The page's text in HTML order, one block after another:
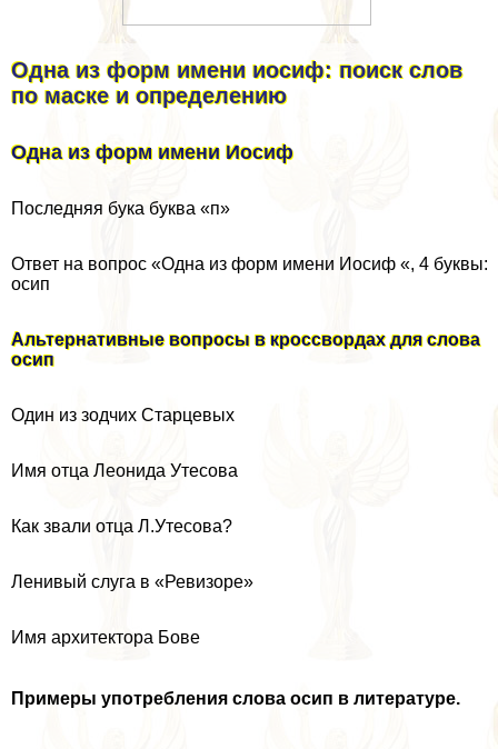
Одна из форм имени иосиф: поиск слов
по маске и определению
Одна из форм имени Иосиф
Последняя бука буква «п»
Ответ на вопрос «Одна из форм имени Иосиф «, 4 буквы:
осип
Альтернативные вопросы в кроссвордах для слова
осип
Один из зодчих Старцевых
Имя отца Леонида Утесова
Как звали отца Л.Утесова?
Ленивый слуга в «Ревизоре»
Имя архитектора Бове
Примеры употрeбления слова осип в литературе.